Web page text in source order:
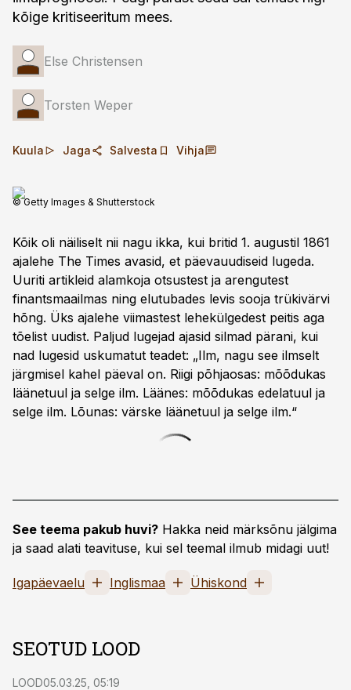
kõige kritiseeritum mees.
Else Christensen
Torsten Weper
Kuula Jaga Salvesta Vihja
© Getty Images & Shutterstock
Kõik oli näiliselt nii nagu ikka, kui britid 1. augustil 1861
ajalehe The Times avasid, et päevauudiseid lugeda.
Uuriti artikleid alamkoja otsustest ja arengutest
finantsmaailmas ning elutubades levis sooja trüki­värvi
hõng. Üks ajalehe viimastest lehekülgedest peitis aga
tõelist uudist. Paljud lugejad ajasid silmad pärani, kui
nad lugesid uskumatut teadet: „Ilm, nagu see ilmselt
järgmisel kahel päeval on. Riigi põhjaosas: mõõdukas
läänetuul ja selge ilm. Läänes: mõõdukas edelatuul ja
selge ilm. Lõunas: värske läänetuul ja selge ilm.“
See teema pakub huvi? Hakka neid märksõnu jälgima
ja saad alati teavituse, kui sel teemal ilmub midagi uut!
Igapäevaelu Inglismaa Ühiskond
SEOTUD LOOD
LOOD05.03.25, 05:19